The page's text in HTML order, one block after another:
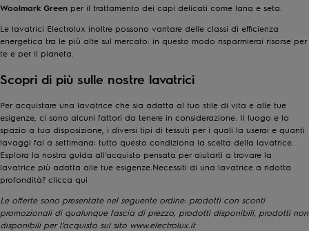
Woolmark Green per il trattamento dei capi delicati come lana e seta.
Le lavatrici Electrolux inoltre possono vantare delle classi di efficienza
energetica tra le più alte sul mercato: in questo modo risparmierai risorse per
te e per il pianeta.
Scopri di più sulle nostre lavatrici
Per acquistare una lavatrice che sia adatta al tuo stile di vita e alle tue
esigenze, ci sono alcuni fattori da tenere in considerazione. Il luogo e lo
spazio a tua disposizione, i diversi tipi di tessuti per i quali la userai e quanti
lavaggi fai a settimana: tutto questo condiziona la scelta della lavatrice.
Esplora la nostra guida all'acquisto pensata per aiutarti a trovare la
lavatrice più adatta alle tue esigenze.Necessiti di una lavatrice a ridotta
profondità? clicca qui
Le offerte sono presentate nel seguente ordine: prodotti con sconti
promozionali di qualunque fascia di prezzo, prodotti disponibili, prodotti non
disponibili per l’acquisto sul sito www.electrolux.it